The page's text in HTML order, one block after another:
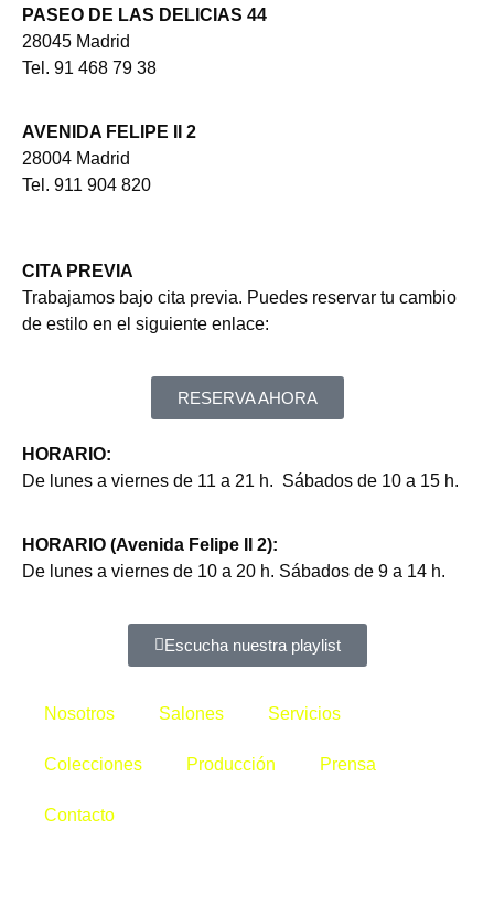
PASEO DE LAS DELICIAS 44
28045 Madrid
Tel. 91 468 79 38
AVENIDA FELIPE II 2
28004 Madrid
Tel. 911 904 820
CITA PREVIA
Trabajamos bajo cita previa. Puedes reservar tu cambio
de estilo en el siguiente enlace:
RESERVA AHORA
HORARIO:
De lunes a viernes de 11 a 21 h. Sábados de 10 a 15 h.
HORARIO (Avenida Felipe II 2):
De lunes a viernes de 10 a 20 h. Sábados de 9 a 14 h.
Escucha nuestra playlist
Nosotros Salones Servicios
Colecciones Producción Prensa
Contacto